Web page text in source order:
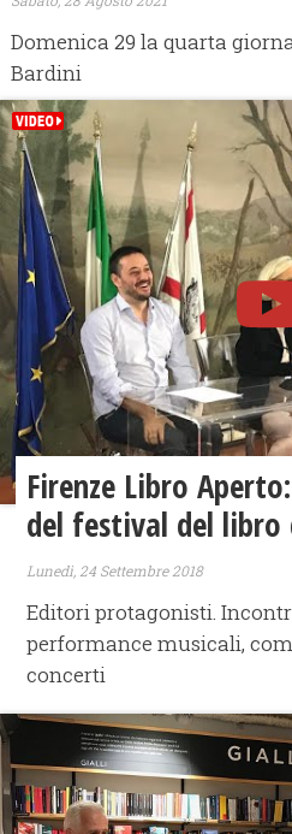
Domenica 29 la quarta
Bardini
Firenze Libro
del festival del libro
Lunedì, 24 Settembre 2018
Editori protagonisti.
performance musicali,
concerti